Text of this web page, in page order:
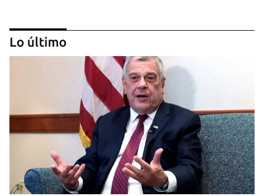
CAJÓN DE SASTRE
Entre espinas nacen flores
Lo último